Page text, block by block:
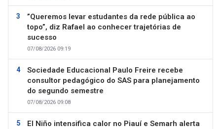
”Queremos levar estudantes da rede pública ao
topo”, diz Rafael ao conhecer trajetórias de
sucesso
07/08/2026 09:19
Sociedade Educacional Paulo Freire recebe
consultor pedagógico do SAS para planejamento
do segundo semestre
07/08/2026 09:08
El Niño intensifica calor no Piauí e Semarh alerta